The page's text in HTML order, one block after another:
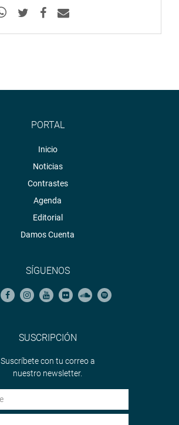
PORTAL
Inicio
Noticias
Contrastes
Agenda
Editorial
Damos Cuenta
SÍGUENOS
SUSCRIPCIÓN
Suscríbete con tu correo a
nuestro newsletter.